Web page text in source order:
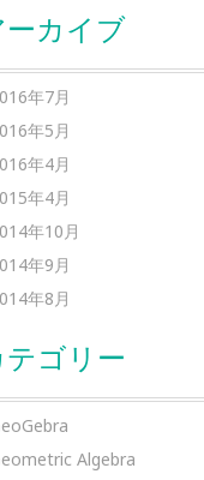
カイブ
年7月
年5月
年4月
年4月
年10月
年9月
年8月
ゴリー
Algebra